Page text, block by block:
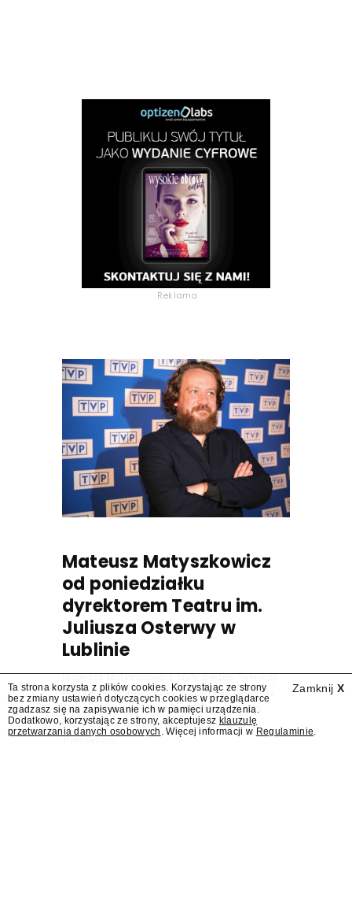
Reklama
Mateusz Matyszkowicz
od poniedziałku
dyrektorem Teatru im.
Juliusza Osterwy w
Lublinie
Mateusz Matyszkowicz, były prezes Telewizji
Polskiej, w poniedziałek 10 sierpnia obejmie
stanowisko dyrektora Teatru im. Juliusza
Osterwy w Lublinie – dowiedział się
"Presserwis".
Zamknij X
Ta strona korzysta z plików cookies. Korzystając ze strony
bez zmiany ustawień dotyczących cookies w przeglądarce
zgadzasz się na zapisywanie ich w pamięci urządzenia.
Dodatkowo, korzystając ze strony, akceptujesz klauzulę
przetwarzania danych osobowych . Więcej informacji w Regulaminie.